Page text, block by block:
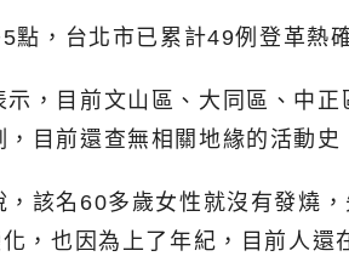
點，台北市已累計49例登革熱
，目前文山區、大同區、中
目前還查無相關地緣的活動
該名60多歲女性就沒有發燒
，也因為上了年紀，目前人還